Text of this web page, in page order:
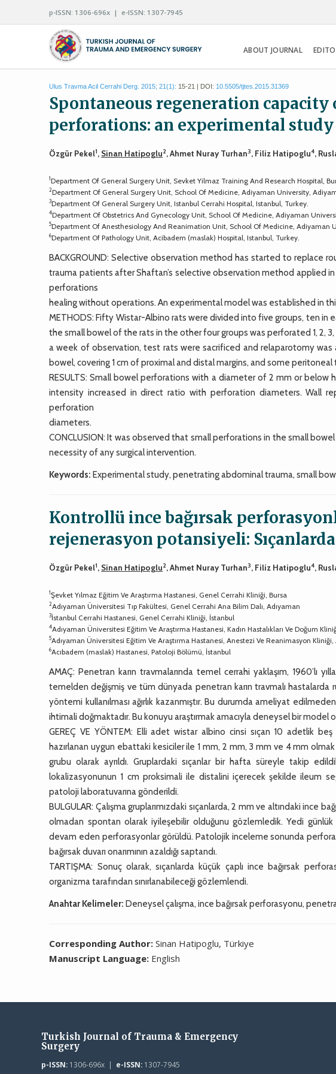
p-ISSN: 1306-696x | e-ISSN: 1307-7945
ABOUT JOURNAL
Ulus Travma Acil Cerrahi Derg. 2015; 21(1): 15-21 | DOI: 10.5505/tjtes.2015.31369
Spontaneous regeneration
perforations: an experimental
Özgür Pekel1, Sinan Hatipoglu2, Ahmet Nuray Turhan3, Filiz Hatipoglu4,
1Department Of General Surgery Unit, Sevket Yilmaz Training And Research Hospital,
2Department Of General Surgery Unit, School Of Medicine, Adiyaman University,
3Department Of General Surgery Unit, Istanbul Cerrahi Hospital, Istanbul, Turkey.
4Department Of Obstetrics And Gynecology Unit, School Of Medicine, Adiyaman
5Department Of Anesthesiology And Reanimation Unit, School Of Medicine, Adiyaman
6Department Of Pathology Unit, Acibadem (maslak) Hospital, Istanbul, Turkey.
BACKGROUND: Selective observation method has started to replace
trauma patients after Shaftan’s selective observation method applied
perforations
healing without operations. An experimental model was established in
METHODS: Fifty Wistar-Albino rats were divided into five groups, ten in
the small bowel of the rats in the other four groups was perforated 1, 2,
a week of observation, test rats were sacrificed and relaparotomy
bowel, covering 1 cm of proximal and distal margins, and some
RESULTS: Small bowel perforations with a diameter of 2 mm or
intensity increased in direct ratio with perforation diameters. Wall
perforation
diameters.
CONCLUSION: It was observed that small perforations in the small
necessity of any surgical intervention.
Keywords: Experimental study, penetrating abdominal trauma, small
Kontrollü ince bağırsak
rejenerasyon potansiyeli:
Özgür Pekel1, Sinan Hatipoglu2, Ahmet Nuray Turhan3, Filiz Hatipoglu4,
1Şevket Yılmaz Eğitim Ve Araştırma Hastanesi, Genel Cerrahi Kliniği, Bursa
2Adıyaman Üniversitesi Tıp Fakültesi, Genel Cerrahi Ana Bilim Dalı, Adıyaman
3İstanbul Cerrahi Hastanesi, Genel Cerrahi Kliniği, İstanbul
4Adıyaman Üniversitesi Eğitim Ve Araştırma Hastanesi, Kadın Hastalıkları Ve Doğum
5Adıyaman Üniversitesi Eğitim Ve Araştırma Hastanesi, Anestezi Ve Reanimasyon Kliniği,
6Acıbadem (maslak) Hastanesi, Patoloji Bölümü, İstanbul
AMAÇ: Penetran karın travmalarında temel cerrahi yaklaşım, 1960’lı
temelden değişmiş ve tüm dünyada penetran karın travmalı
yöntemi kullanılması ağırlık kazanmıştır. Bu durumda ameliyat
ihtimali doğmaktadır. Bu konuyu araştırmak amacıyla deneysel bir model
GEREÇ VE YÖNTEM: Elli adet wistar albino cinsi sıçan 10 adetlik beş
hazırlanan uygun ebattaki kesiciler ile 1 mm, 2 mm, 3 mm ve 4 mm
grubu olarak ayrıldı. Gruplardaki sıçanlar bir hafta süreyle takip
lokalizasyonunun 1 cm proksimali ile distalini içerecek şekilde ileum
patoloji laboratuvarına gönderildi.
BULGULAR: Çalışma gruplarımızdaki sıçanlarda, 2 mm ve altındaki ince
olmadan spontan olarak iyileşebilir olduğunu gözlemledik. Yedi günlük
devam eden perforasyonlar görüldü. Patolojik inceleme sonunda
bağırsak duvarı onarımının azaldığı saptandı.
TARTIŞMA: Sonuç olarak, sıçanlarda küçük çaplı ince bağırsak
organizma tarafından sınırlanabileceği gözlemlendi.
Anahtar Kelimeler: Deneysel çalışma, ince bağırsak perforasyonu,
Corresponding Author:Sinan Hatipoglu, Türkiye
Manuscript Language: English
Turkish Journal of Trauma & Emergency
Surgery
p-ISSN:1306-696x | e-ISSN:1307-7945